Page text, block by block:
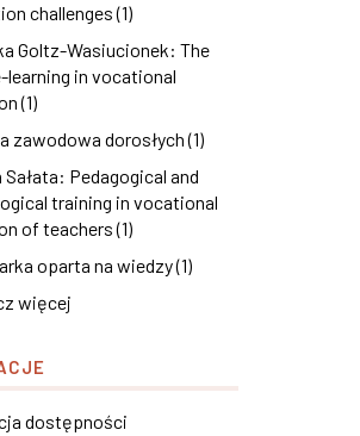
challenges (1)
Goltz-Wasiucionek: The
learning in vocational
(1)
zawodowa dorosłych (1)
Sałata: Pedagogical and
training in vocational
of teachers (1)
oparta na wiedzy (1)
więcej
dostępności